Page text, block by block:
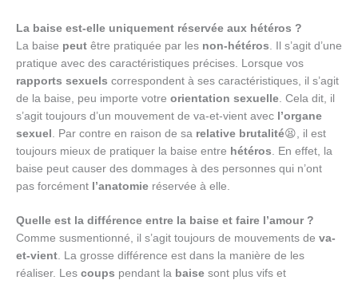
La baise est-elle uniquement réservée aux hétéros ?
La baise peut être pratiquée par les non-hétéros . Il s’agit d’une
pratique avec des caractéristiques précises. Lorsque vos
rapports sexuels correspondent à ses caractéristiques, il s’agit
de la baise, peu importe votre orientation sexuelle . Cela dit, il
s’agit toujours d’un mouvement de va-et-vient avec l’organe
sexuel . Par contre en raison de sa relative brutalité😫, il est
toujours mieux de pratiquer la baise entre hétéros . En effet, la
baise peut causer des dommages à des personnes qui n’ont
pas forcément l’anatomie réservée à elle.
Quelle est la différence entre la baise et faire l’amour ?
Comme susmentionné, il s’agit toujours de mouvements de va-
et-vient. La grosse différence est dans la manière de les
réaliser. Les coups pendant la baise sont plus vifs et